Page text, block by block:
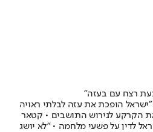
רצח עם בעזה"
הופכת את עזה לבלתי ראויה
הקרקע לגירוש התושבים • קטאר
לדין על פשעי מלחמה • "לא יושג